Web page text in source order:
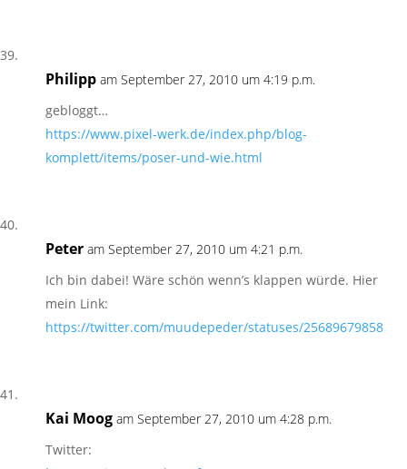
Philipp am September 27, 2010 um 4:19 p.m.
gebloggt…
https://www.pixel-werk.de/index.php/blog-
komplett/items/poser-und-wie.html
Peter am September 27, 2010 um 4:21 p.m.
Ich bin dabei! Wäre schön wenn’s klappen würde. Hier
mein Link:
https://twitter.com/muudepeder/statuses/25689679858
Kai Moog am September 27, 2010 um 4:28 p.m.
Twitter: